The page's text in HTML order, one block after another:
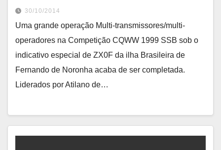
30/10/2014
Uma grande operação Multi-transmissores/multi-
operadores na Competição CQWW 1999 SSB sob o
indicativo especial de ZX0F da ilha Brasileira de
Fernando de Noronha acaba de ser completada.
Liderados por Atilano de…